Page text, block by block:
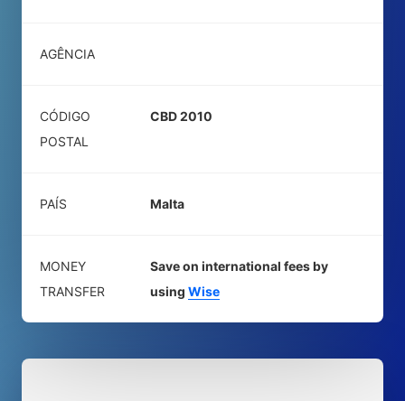
AGÊNCIA
CÓDIGO
POSTAL
CBD 2010
PAÍS Malta
MONEY
TRANSFER
Save on international fees by
using Wise